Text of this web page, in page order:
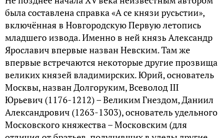
была составлена справка «А се князи русьстии»,
включённая в Новгородскую Первую летопись
младшего извода. Именно в ней князь Александр
Ярославич впервые назван Невским. Там же
впервые встречаются некоторые другие прозвища
великих князей владимирских. Юрий, основатель
Москвы, назван Долгоруким, Всеволод III
Юрьевич (1176-1212) – Великим Гнездом, Даниил
Александрович (1263-1303), основатель удельного
Московского княжества – Московским (для